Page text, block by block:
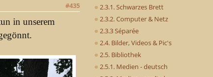
2.3.1. Schwarzes Brett
2.3.2. Computer & Netz
2.3.3 Séparée
2.4. Bilder, Videos & Pic's
2.5. Bibliothek
2.5.1. Medien - deutsch
#435
in unserem